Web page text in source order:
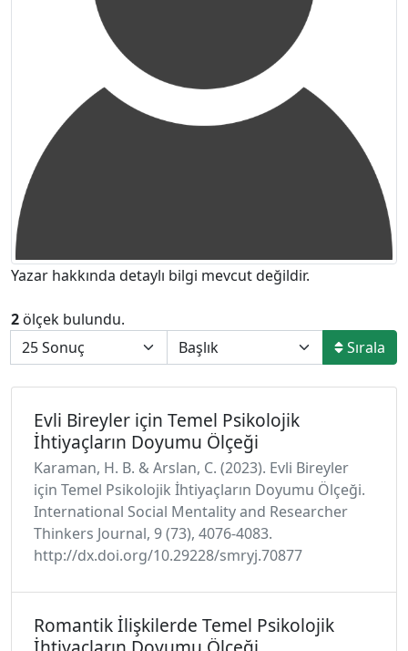
Yazar hakkında detaylı bilgi mevcut değildir.
2 ölçek bulundu.
Sırala
Evli Bireyler için Temel Psikolojik
İhtiyaçların Doyumu Ölçeği
Karaman, H. B. & Arslan, C. (2023). Evli Bireyler
için Temel Psikolojik İhtiyaçların Doyumu Ölçeği.
International Social Mentality and Researcher
Thinkers Journal, 9 (73), 4076-4083.
http://dx.doi.org/10.29228/smryj.70877
Romantik İlişkilerde Temel Psikolojik